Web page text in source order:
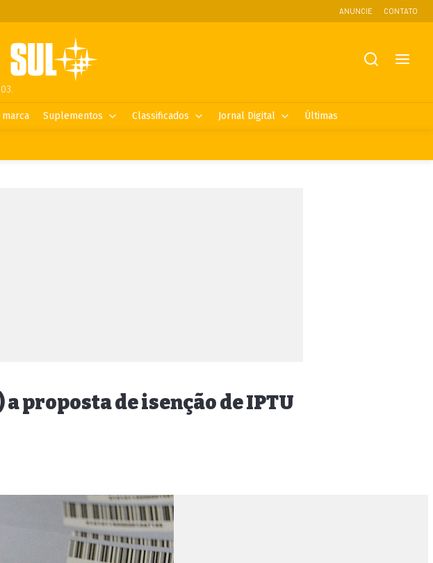
ANUNCIE CONTATO
Suplementos Classificados Jornal Digital Últimas
proposta de isenção de IPTU